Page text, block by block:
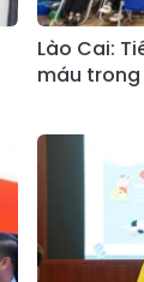
Xã Bảo
Xã Bắc Hà
Xã Lùng
Xã Mường
Xã Cao Sơn
Lào Cai:
máu trong